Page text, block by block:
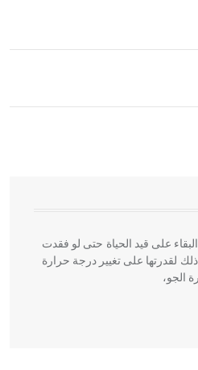
الفنون الهندسية التي ارتبطت
الشام ومصر خاصة، حيث يحرص
في الواجهات
على قيد الحياة حتى لو فقدت
لقدرتها على تغيير درجة حرارة
الجو،